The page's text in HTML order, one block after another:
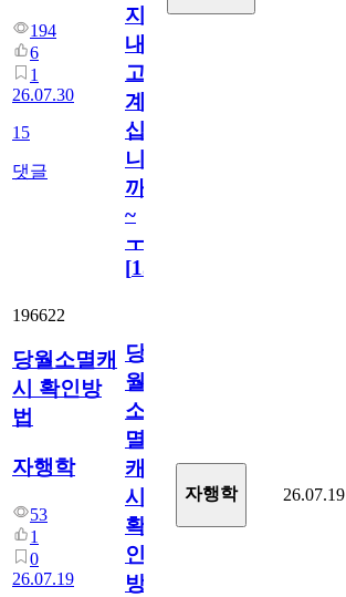
194
6
1
26.07.30
15
댓글
지
내
고
계
십
니
까
~
ㅜ
[15
196622
당월소멸캐
시 확인방
법
자행학
53
1
0
26.07.19
당
월
소
멸
캐
시
확
인
방
자행학 26.07.19